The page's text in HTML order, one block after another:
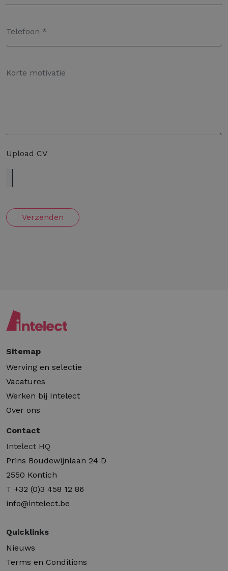
Upload CV
Verzenden
Sitemap
Werving en selectie
Vacatures
Werken bij Intelect
Over ons
Contact
Intelect HQ
Prins Boudewijnlaan 24 D
2550 Kontich
T +32 (0)3 458 12 86
info@intelect.be
Quicklinks
Nieuws
Terms en Conditions